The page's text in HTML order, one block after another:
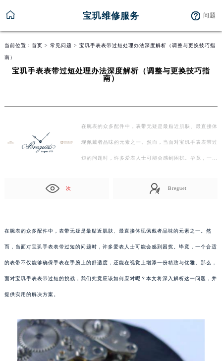
宝玑维修服务 问题
当前位置： 首页 > 常见问题 > 宝玑手表表带过短处理办法深度解析（调整与更换技巧指
南）
宝玑手表表带过短处理办法深度解析（调整与更换技巧指
南）
在腕表的众多配件中，表带无疑是最贴近肌肤、最直接体
现佩戴者品味的元素之一。然而，当面对宝玑手表表带过
短的问题时，许多爱表人士可能会感到困扰。毕竟，一
次 Breguet
在腕表的众多配件中，表带无疑是最贴近肌肤、最直接体现佩戴者品味的元素之一。然
而，当面对宝玑手表表带过短的问题时，许多爱表人士可能会感到困扰。毕竟，一个合适
的表带不仅能够确保手表在手腕上的舒适度，还能在视觉上增添一份精致与优雅。那么，
面对宝玑手表表带过短的挑战，我们究竟应该如何应对呢？本文将深入解析这一问题，并
提供实用的解决方案。